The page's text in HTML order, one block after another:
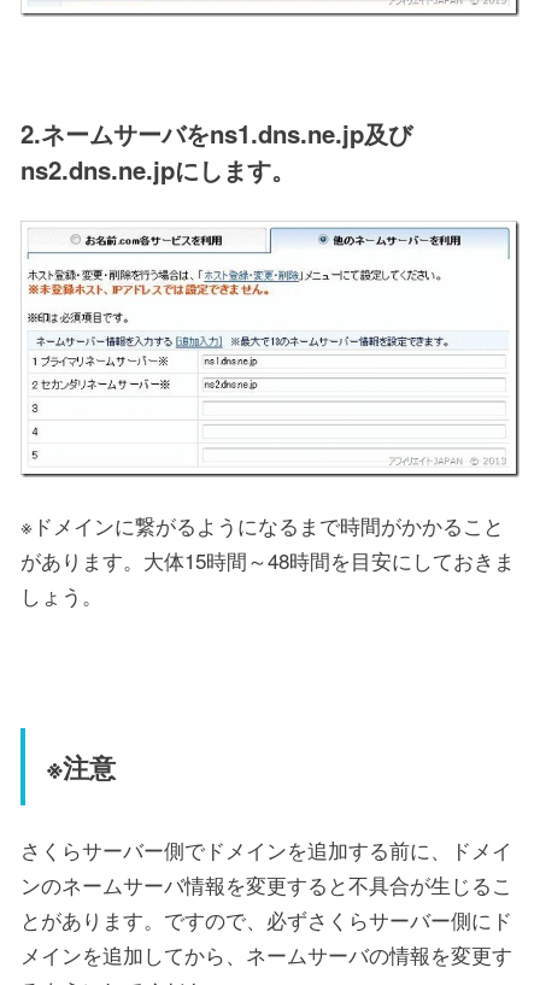
2.ネームサーバをns1.dns.ne.jp及び
ns2.dns.ne.jpにします。
※ドメインに繋がるようになるまで時間がかかること
があります。大体15時間～48時間を目安にしておきま
しょう。
※注意
さくらサーバー側でドメインを追加する前に、ドメイ
ンのネームサーバ情報を変更すると不具合が生じるこ
とがあります。ですので、必ずさくらサーバー側にド
メインを追加してから、ネームサーバの情報を変更す